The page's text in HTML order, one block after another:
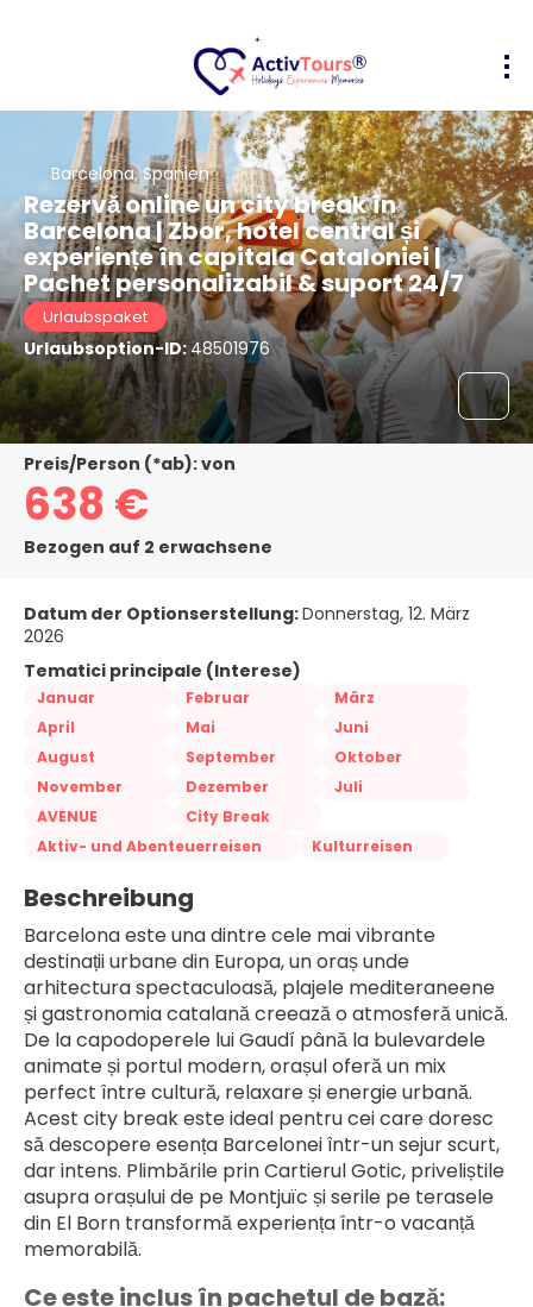
Barcelona, Spanien
Rezervă online un city break în
Barcelona | Zbor, hotel central și
experiențe în capitala Cataloniei |
Pachet personalizabil & suport 24/7
Urlaubspaket
Urlaubsoption-ID:48501976
Preis/Person (*ab): von
638 €
Bezogen auf 2 erwachsene
Datum der Optionserstellung:Donnerstag, 12. März
2026
Tematici principale (Interese)
Januar Februar
März
April
Mai
Juni
August
September
Oktober
November
Dezember
Juli
AVENUE
City Break
Aktiv- und Abenteuerreisen
Kulturreisen
Beschreibung
Barcelona este una dintre cele mai vibrante
destinații urbane din Europa, un oraș unde
arhitectura spectaculoasă, plajele mediteraneene
și gastronomia catalană creează o atmosferă unică.
De la capodoperele lui Gaudí până la bulevardele
animate și portul modern, orașul oferă un mix
perfect între cultură, relaxare și energie urbană.
Acest city break este ideal pentru cei care doresc
să descopere esența Barcelonei într-un sejur scurt,
dar intens. Plimbările prin Cartierul Gotic, priveliștile
asupra orașului de pe Montjuïc și serile pe terasele
din El Born transformă experiența într-o vacanță
memorabilă.
Ce este inclus în pachetul de bază: